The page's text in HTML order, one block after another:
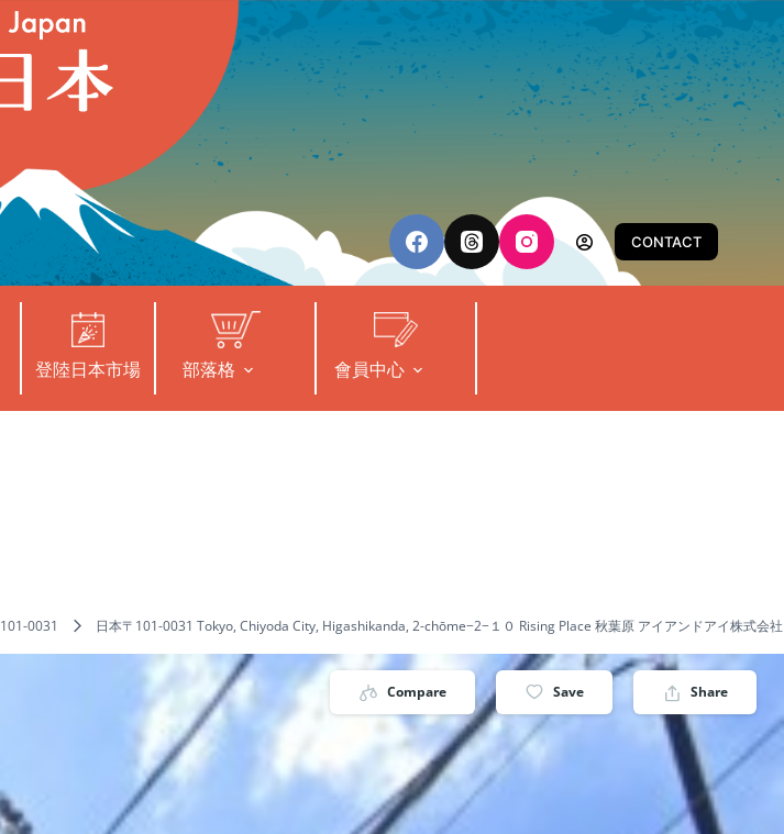
CONTACT
登陸日本市場 部落格 會員中心
101-0031 日本〒101-0031 Tokyo, Chiyoda City, Higashikanda, 2-chōme−2−１０ Rising Place 秋葉原 アイアンドアイ株式会社
Compare Save Share